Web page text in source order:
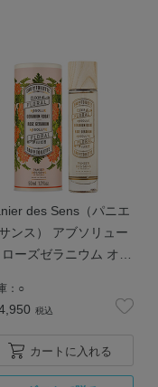
des Sens（パニエ
ンス） アブソリュー
ローズゼラニウム オー
： ○
税込
カートに入れる